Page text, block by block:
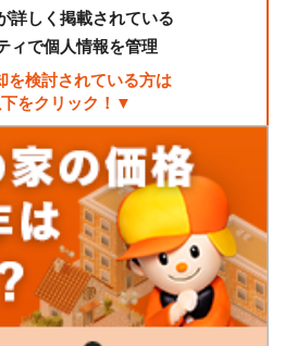
詳しく掲載されている
ィで個人情報を管理
を検討されている方は
をクリック！▼